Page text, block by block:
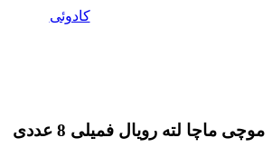
کادوئی
موچی ماچا لته رویال فمیلی 8 عددی